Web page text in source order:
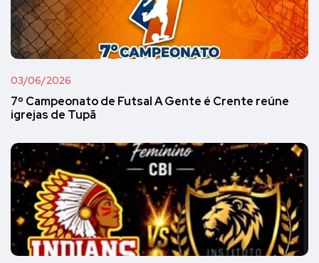
03/06/2026
7º Campeonato de Futsal A Gente é Crente reúne
igrejas de Tupã